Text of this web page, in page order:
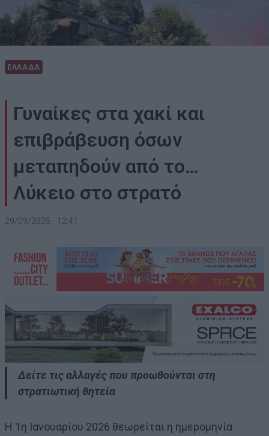
ΕΛΛΑΔΑ
Γυναίκες στα χακί και
επιβράβευση όσων
μεταπηδούν από το…
Λύκειο στο στρατό
29/09/2025 , 12:41
Δείτε τις αλλαγές που προωθούνται στη
στρατιωτική θητεία
Η 1η Ιανουαρίου 2026 θεωρείται η ημερομηνία